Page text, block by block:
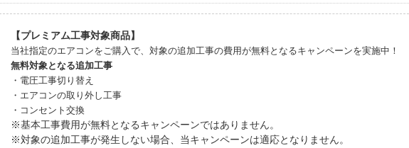
【プレミアム工事対象商品】
当社指定のエアコンをご購入で、対象の追加工事の費用が無料となるキャンペーンを実施中！
無料対象となる追加工事
・電圧工事切り替え
・エアコンの取り外し工事
・コンセント交換
※基本工事費用が無料となるキャンペーンではありません。
※対象の追加工事が発生しない場合、当キャンペーンは適応となりません。